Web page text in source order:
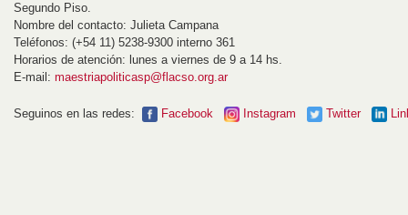
Segundo Piso.
Nombre del contacto: Julieta Campana
Teléfonos: (+54 11) 5238-9300 interno 361
Horarios de atención: lunes a viernes de 9 a 14 hs.
E-mail: maestriapoliticasp@flacso.org.ar
Seguinos en las redes: Facebook Instagram Twitter